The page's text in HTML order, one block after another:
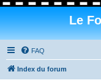
Le
FAQ
Index du forum